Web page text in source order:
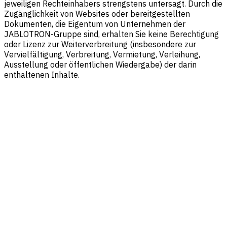
jeweiligen Rechteinhabers strengstens untersagt. Durch die
Zugänglichkeit von Websites oder bereitgestellten
Dokumenten, die Eigentum von Unternehmen der
JABLOTRON-Gruppe sind, erhalten Sie keine Berechtigung
oder Lizenz zur Weiterverbreitung (insbesondere zur
Vervielfältigung, Verbreitung, Vermietung, Verleihung,
Ausstellung oder öffentlichen Wiedergabe) der darin
enthaltenen Inhalte.